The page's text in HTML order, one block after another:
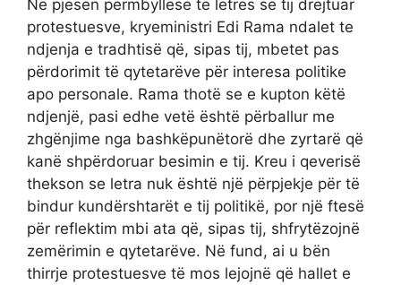
Në pjesën përmbyllëse të letrës së tij drejtuar
protestuesve, kryeministri Edi Rama ndalet te
ndjenja e tradhtisë që, sipas tij, mbetet pas
përdorimit të qytetarëve për interesa politike
apo personale. Rama thotë se e kupton këtë
ndjenjë, pasi edhe vetë është përballur me
zhgënjime nga bashkëpunëtorë dhe zyrtarë që
kanë shpërdoruar besimin e tij. Kreu i qeverisë
thekson se letra nuk është një përpjekje për të
bindur kundërshtarët e tij politikë, por një ftesë
për reflektim mbi ata që, sipas tij, shfrytëzojnë
zemërimin e qytetarëve. Në fund, ai u bën
thirrje protestuesve të mos lejojnë që hallet e